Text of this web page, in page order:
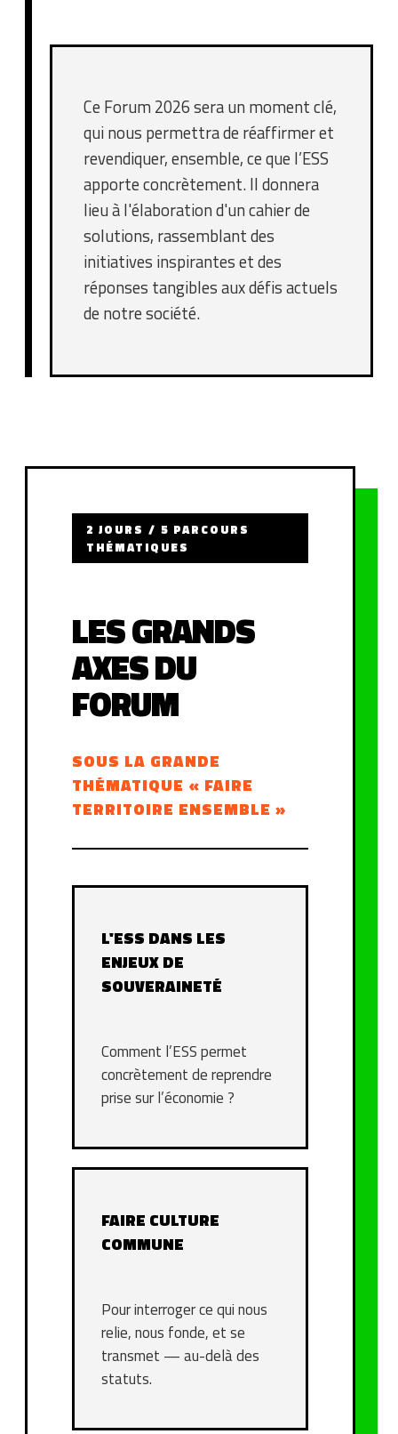
Ce Forum 2026 sera un moment clé,
qui nous permettra de réaffirmer et
revendiquer, ensemble, ce que l’ESS
apporte concrètement. Il donnera
lieu à l'élaboration d'un cahier de
solutions, rassemblant des
initiatives inspirantes et des
réponses tangibles aux défis actuels
de notre société.
2 JOURS / 5 PARCOURS
THÉMATIQUES
LES GRANDS
AXES DU
FORUM
SOUS LA GRANDE
THÉMATIQUE « FAIRE
TERRITOIRE ENSEMBLE »
L'ESS DANS LES
ENJEUX DE
SOUVERAINETÉ
Comment l’ESS permet
concrètement de reprendre
prise sur l’économie ?
FAIRE CULTURE
COMMUNE
Pour interroger ce qui nous
relie, nous fonde, et se
transmet — au-delà des
statuts.